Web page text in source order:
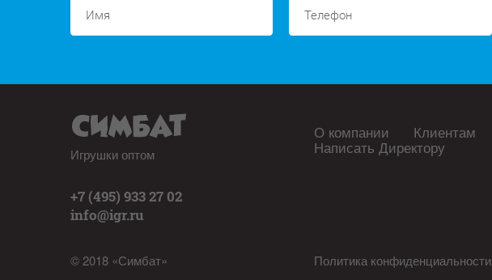
Игрушки оптом
+7 (495) 933 27 02
info@igr.ru
© 2018 «Симбат»
О компании Клиентам
Написать Директору
Политика конфиденциальности